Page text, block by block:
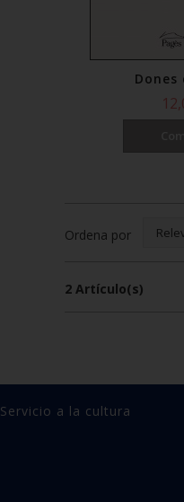
Dones
Ordena por
2 Artículo(s)
Servicio a la cultura